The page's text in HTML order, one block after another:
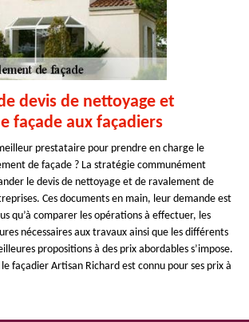
devis de nettoyage et
façade aux façadiers
prestataire pour prendre en charge le
de façade ? La stratégie communément
le devis de nettoyage et de ravalement de
Ces documents en main, leur demande est
qu’à comparer les opérations à effectuer, les
nécessaires aux travaux ainsi que les différents
propositions à des prix abordables s’impose.
façadier Artisan Richard est connu pour ses prix à